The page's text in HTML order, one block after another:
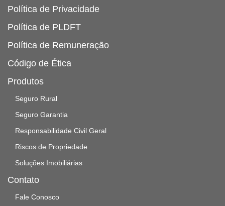
Política de Privacidade
Política de PLDFT
Política de Remuneração
Código de Ética
Produtos
Seguro Rural
Seguro Garantia
Responsabilidade Civil Geral
Riscos de Propriedade
Soluções Imobiliárias
Contato
Fale Conosco